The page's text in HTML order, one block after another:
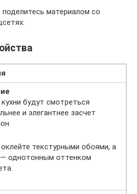
материалом со
будут смотреться
и элегантнее засчет
текстурными обоями, а
— однотонным оттенком